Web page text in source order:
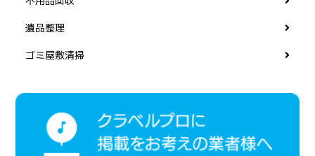
遺品整理
ゴミ屋敷清掃